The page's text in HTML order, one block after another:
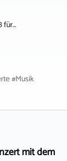
für…
#Musik
mit dem